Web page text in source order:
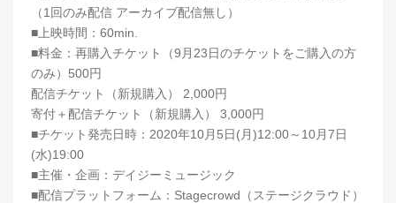
（1回のみ配信 アーカイブ配信無し）
■上映時間：60min.
■料金：再購入チケット（9月23日のチケットをご購入の方
のみ）500円
配信チケット（新規購入） 2,000円
寄付＋配信チケット（新規購入） 3,000円
■チケット発売日時：2020年10月5日(月)12:00～10月7日
(水)19:00
■主催・企画：デイジーミュージック
■配信プラットフォーム：Stagecrowd（ステージクラウド）